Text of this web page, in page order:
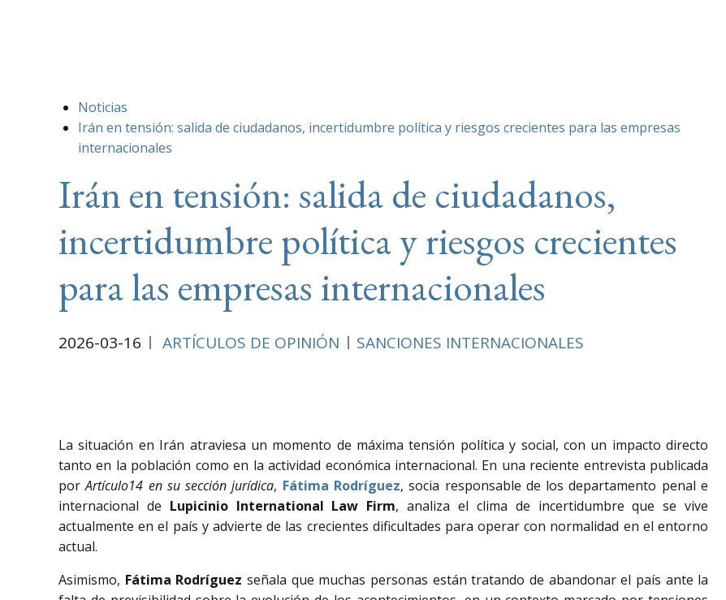
Noticias
Irán en tensión: salida de ciudadanos, incertidumbre política y riesgos crecientes para las empresas
internacionales
Irán en tensión: salida de ciudadanos,
incertidumbre política y riesgos crecientes
para las empresas internacionales
2026-03-16 ARTÍCULOS DE OPINIÓN SANCIONES INTERNACIONALES
Lasituación en Irán atraviesa un momento de máximatensión políticay social, con un impacto directo
tantoen la población comoen laactividad económica internacional. En una reciente entrevista publicada
porArtículo14 en su sección jurídica, Fátima Rodríguez,socia responsable de los departamento penal e
internacional de Lupicinio International Law Firm,analizael clima de incertidumbrequesevive
actualmenteenel país y adviertede las crecientes dificultades paraoperarcon normalidad en el entorno
actual.
Asimismo, Fátima Rodríguez señala que muchas personas estántratando de abandonarel país ante la